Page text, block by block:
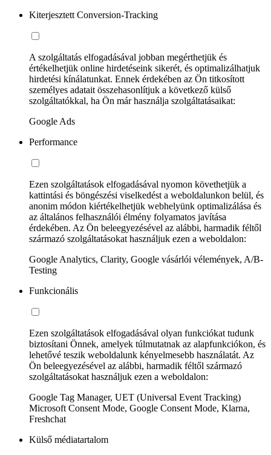
Kiterjesztett Conversion-Tracking
A szolgáltatás elfogadásával jobban megérthetjük és
értékelhetjük online hirdetéseink sikerét, és optimalizálhatjuk
hirdetési kínálatunkat. Ennek érdekében az Ön titkosított
személyes adatait összehasonlítjuk a következő külső
szolgáltatókkal, ha Ön már használja szolgáltatásaikat:
Google Ads
Performance
Ezen szolgáltatások elfogadásával nyomon követhetjük a
kattintási és böngészési viselkedést a weboldalunkon belül, és
anonim módon kiértékelhetjük webhelyünk optimalizálása és
az általános felhasználói élmény folyamatos javítása
érdekében. Az Ön beleegyezésével az alábbi, harmadik féltől
származó szolgáltatásokat használjuk ezen a weboldalon:
Google Analytics, Clarity, Google vásárlói vélemények, A/B-
Testing
Funkcionális
Ezen szolgáltatások elfogadásával olyan funkciókat tudunk
biztosítani Önnek, amelyek túlmutatnak az alapfunkciókon, és
lehetővé teszik weboldalunk kényelmesebb használatát. Az
Ön beleegyezésével az alábbi, harmadik féltől származó
szolgáltatásokat használjuk ezen a weboldalon:
Google Tag Manager, UET (Universal Event Tracking)
Microsoft Consent Mode, Google Consent Mode, Klarna,
Freshchat
Külső médiatartalom